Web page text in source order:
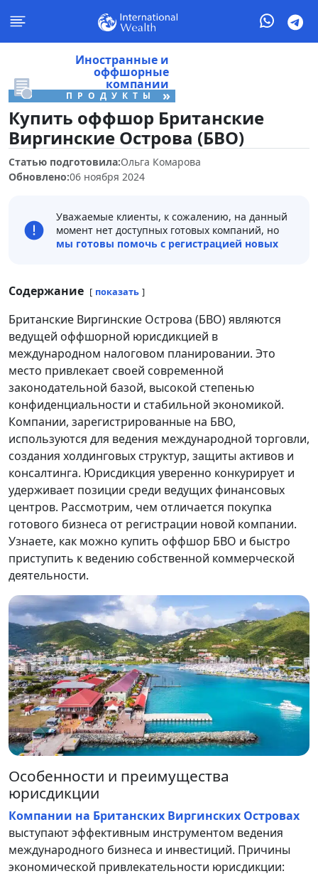
Иностранные и
оффшорные
компании
ПРОДУКТЫ »
Купить оффшор Британские
Виргинские Острова (БВО)
Статью подготовила:Ольга Комарова
Обновлено:06 ноября 2024
Уважаемые клиенты, к сожалению, на данный
момент нет доступных готовых компаний, но
мы готовы помочь с регистрацией новых
Содержание показать
Британские Виргинские Острова (БВО) являются
ведущей оффшорной юрисдикцией в
международном налоговом планировании. Это
место привлекает своей современной
законодательной базой, высокой степенью
конфиденциальности и стабильной экономикой.
Компании, зарегистрированные на БВО,
используются для ведения международной торговли,
создания холдинговых структур, защиты активов и
консалтинга. Юрисдикция уверенно конкурирует и
удерживает позиции среди ведущих финансовых
центров. Рассмотрим, чем отличается покупка
готового бизнеса от регистрации новой компании.
Узнаете, как можно купить оффшор БВО и быстро
приступить к ведению собственной коммерческой
деятельности.
Особенности и преимущества
юрисдикции
Компании на Британских Виргинских Островах
выступают эффективным инструментом ведения
международного бизнеса и инвестиций. Причины
экономической привлекательности юрисдикции: